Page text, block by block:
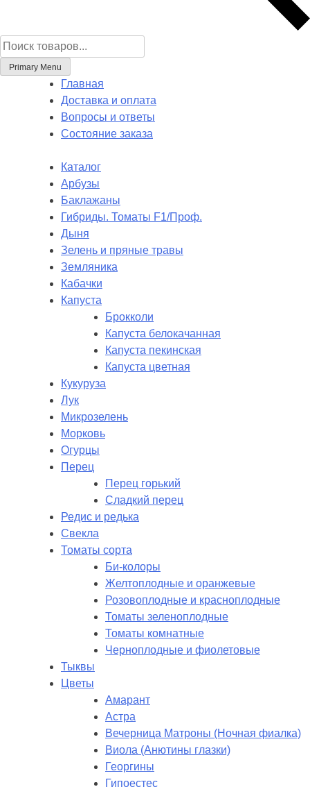
Поиск
товаров
Primary Menu
Главная
Доставка и оплата
Вопросы и ответы
Состояние заказа
Каталог
Арбузы
Баклажаны
Гибриды. Томаты F1/Проф.
Дыня
Зелень и пряные травы
Земляника
Кабачки
Капуста
Брокколи
Капуста белокачанная
Капуста пекинская
Капуста цветная
Кукуруза
Лук
Микрозелень
Морковь
Огурцы
Перец
Перец горький
Сладкий перец
Редис и редька
Свекла
Томаты сорта
Би-колоры
Желтоплодные и оранжевые
Розовоплодные и красноплодные
Томаты зеленоплодные
Томаты комнатные
Черноплодные и фиолетовые
Тыквы
Цветы
Амарант
Астра
Вечерница Матроны (Ночная фиалка)
Виола (Анютины глазки)
Георгины
Гипоестес